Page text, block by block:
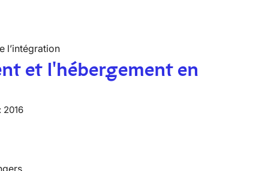
l’intégration
et l'hébergement en
2016